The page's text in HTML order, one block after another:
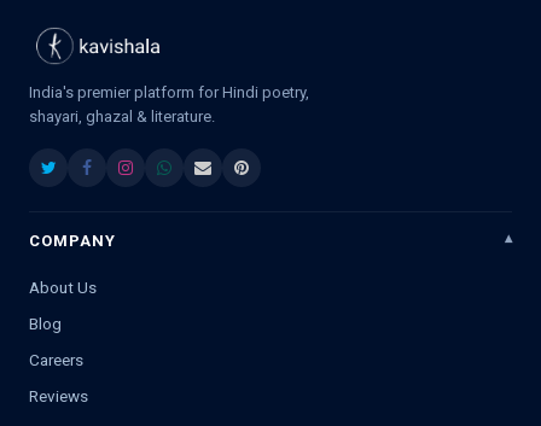
India's premier platform for Hindi poetry,
shayari, ghazal & literature.
COMPANY
About Us
Blog
Careers
Reviews